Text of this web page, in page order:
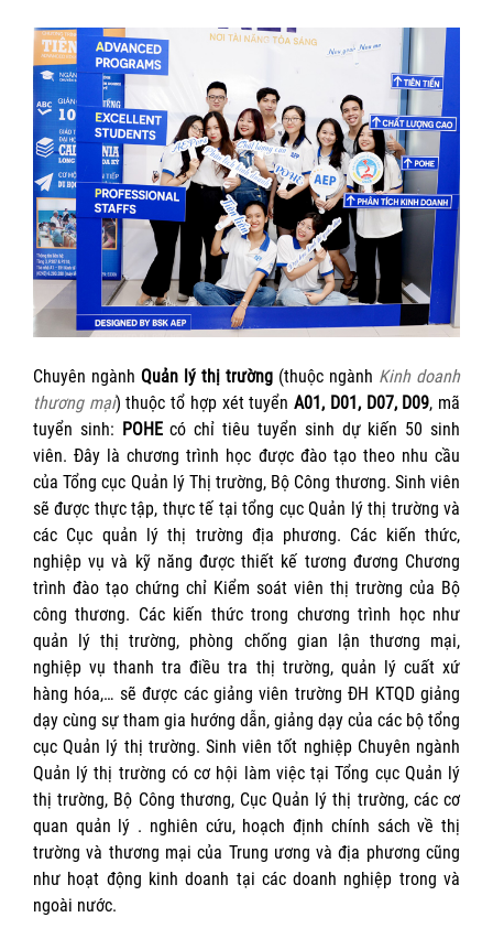
Chuyên ngành Quản lý thị trường (thuộc ngành Kinh doanh
thương mại) thuộc tổ hợp xét tuyểnA01, D01, D07, D09, mã
tuyển sinh: POHEcó chỉ tiêu tuyển sinh dự kiến 50 sinh
viên. Đây là chương trình học được đào tạo theo nhu cầu
của Tổng cục Quản lý Thị trường, Bộ Công thương. Sinh viên
sẽ được thực tập, thực tế tại tổng cục Quản lý thị trường và
các Cục quản lý thị trường địa phương. Các kiến thức,
nghiệp vụ và kỹ năng được thiết kế tương đương Chương
trình đào tạo chứng chỉ Kiểm soát viên thị trường của Bộ
công thương. Các kiến thức trong chương trình học như
quản lý thị trường, phòng chống gian lận thương mại,
nghiệp vụ thanh tra điều tra thị trường, quản lý cuất xứ
hàng hóa,… sẽ được các giảng viên trường ĐH KTQD giảng
dạy cùng sự tham gia hướng dẫn, giảng dạy của các bộ tổng
cục Quản lý thị trường. Sinh viên tốt nghiệp Chuyên ngành
Quản lý thị trường có cơ hội làm việc tại Tổng cục Quản lý
thị trường, Bộ Công thương, Cục Quản lý thị trường, các cơ
quan quản lý . nghiên cứu, hoạch định chính sách về thị
trường và thương mại của Trung ương và địa phương cũng
như hoạt động kinh doanh tại các doanh nghiệp trong và
ngoài nước.